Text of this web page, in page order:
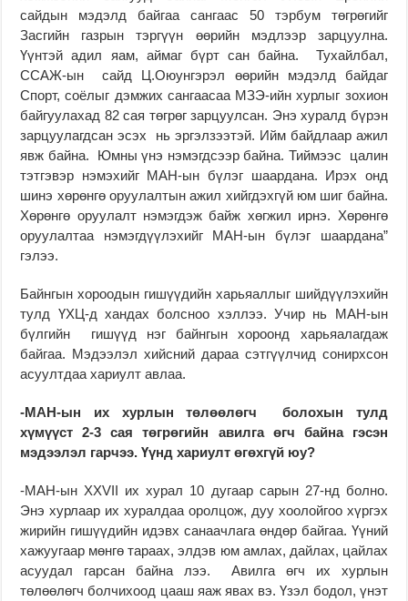
сайдын мэдэлд байгаа сангаас 50 тэрбум төгрөгийг
Засгийн газрын тэргүүн өөрийн мэдлээр зарцуулна.
Үүнтэй адил яам, аймаг бүрт сан байна. Тухайлбал,
ССАЖ-ын сайд Ц.Оюунгэрэл өөрийн мэдэлд байдаг
Спорт, соёлыг дэмжих сангаасаа МЗЭ-ийн хурлыг зохион
байгуулахад 82 сая төгрөг зарцуулсан. Энэ хуралд бүрэн
зарцуулагдсан эсэх нь эргэлзээтэй. Ийм байдлаар ажил
явж байна. Юмны үнэ нэмэгдсээр байна. Тиймээс цалин
тэтгэвэр нэмэхийг МАН-ын бүлэг шаардана. Ирэх онд
шинэ хөрөнгө оруулалтын ажил хийгдэхгүй юм шиг байна.
Хөрөнгө оруулалт нэмэгдэж байж хөгжил ирнэ. Хөрөнгө
оруулалтаа нэмэгдүүлэхийг МАН-ын бүлэг шаардана”
гэлээ.
Байнгын хороодын гишүүдийн харьяаллыг шийдүүлэхийн
тулд ҮХЦ-д хандах болсноо хэллээ. Учир нь МАН-ын
бүлгийн гишүүд нэг байнгын хороонд харьяалагдаж
байгаа. Мэдээлэл хийсний дараа сэтгүүлчид сонирхсон
асуултдаа хариулт авлаа.
-МАН-ын их хурлын төлөөлөгч болохын тулд
хүмүүст 2-3 сая төгрөгийн авилга өгч байна гэсэн
мэдээлэл гарчээ. Үүнд хариулт өгөхгүй юу?
-МАН-ын XXVII их хурал 10 дугаар сарын 27-нд болно.
Энэ хурлаар их хуралдаа оролцож, дуу хоолойгоо хүргэх
жирийн гишүүдийн идэвх санаачлага өндөр байгаа. Үүний
хажуугаар мөнгө тараах, элдэв юм амлах, дайлах, цайлах
асуудал гарсан байна лээ. Авилга өгч их хурлын
төлөөлөгч болчихоод цааш яаж явах вэ. Үзэл бодол, үнэт